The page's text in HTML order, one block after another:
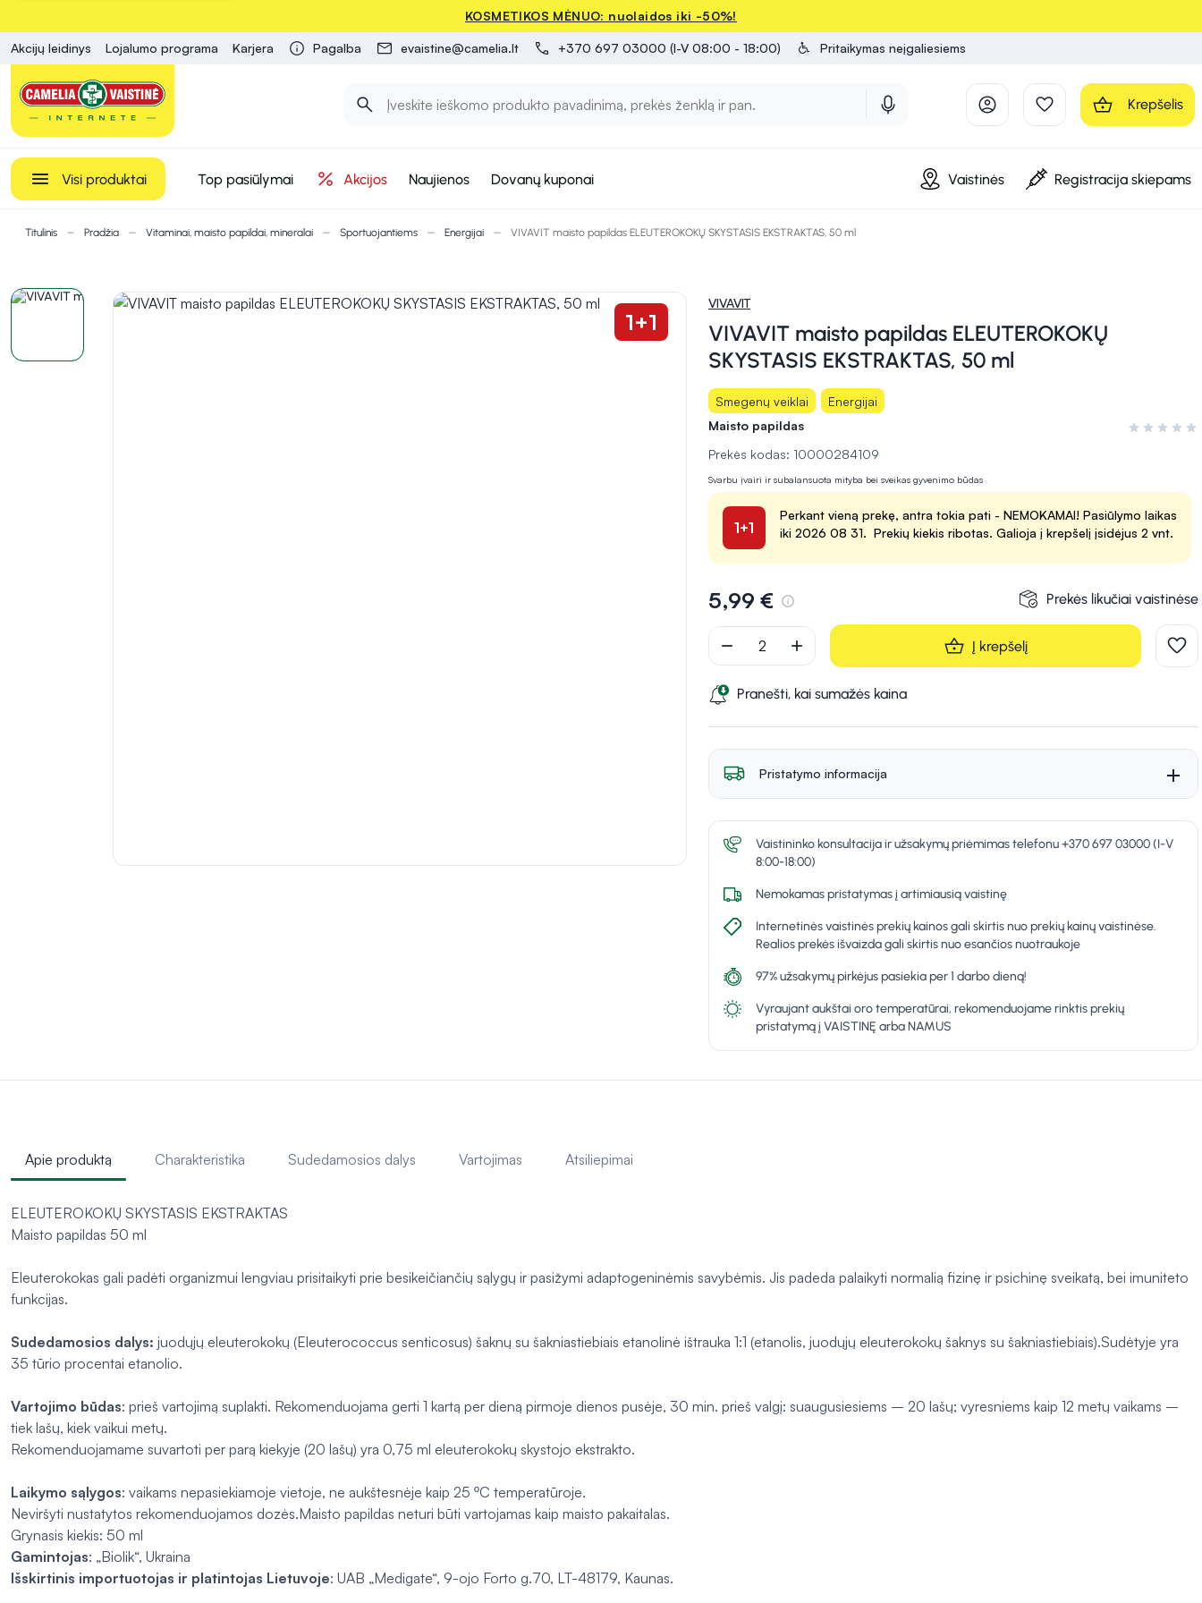
KOSMETIKOS MĖNUO: nuolaidos iki -50%!
Akcijų leidinys Lojalumo programa Karjera Pagalba evaistine@camelia.lt +370 697 03000 (I-V 08:00 - 18:00) Pritaikymas neįgaliesiems
Krepšelis
Visi produktai Top pasiūlymai Akcijos Naujienos Dovanų kuponai Vaistinės Registracija skiepams
Titulinis Pradžia Vitaminai, maisto papildai, mineralai Sportuojantiems Energijai VIVAVIT maisto papildas ELEUTEROKOKŲ SKYSTASIS EKSTRAKTAS, 50 ml
1+1
VIVAVIT
VIVAVIT maisto papildas ELEUTEROKOKŲ
SKYSTASIS EKSTRAKTAS, 50 ml
Smegenų veiklai
Energijai
Maisto papildas
Įvertinimas
Prekės kodas: 10000284109
Svarbu įvairi ir subalansuota mityba bei sveikas gyvenimo būdas
1+1
Perkant vieną prekę, antra tokia pati - NEMOKAMAI! Pasiūlymo laikas
iki 2026 08 31. Prekių kiekis ribotas. Galioja į krepšelį įsidėjus 2 vnt.
5,99 € Prekės likučiai vaistinėse
remove add Į krepšelį
Pranešti, kai sumažės kaina
Pristatymo informacija
Vaistininko konsultacija ir užsakymų priėmimas telefonu +370 697 03000 (I-V
8:00-18:00)
Nemokamas pristatymas į artimiausią vaistinę
Internetinės vaistinės prekių kainos gali skirtis nuo prekių kainų vaistinėse.
Realios prekės išvaizda gali skirtis nuo esančios nuotraukoje
97% užsakymų pirkėjus pasiekia per 1 darbo dieną!
Vyraujant aukštai oro temperatūrai, rekomenduojame rinktis prekių
pristatymą į VAISTINĘ arba NAMUS
Apie produktą Charakteristika Sudedamosios dalys Vartojimas Atsiliepimai
ELEUTEROKOKŲ SKYSTASIS EKSTRAKTAS
Maisto papildas 50 ml
Eleuterokokas gali padėti organizmui lengviau prisitaikyti prie besikeičiančių sąlygų ir pasižymi adaptogeninėmis savybėmis. Jis padeda palaikyti normalią fizinę ir psichinę sveikatą, bei imuniteto
funkcijas.
Sudedamosios dalys: juodųjų eleuterokokų (Eleuterococcus senticosus) šaknų su šakniastiebiais etanolinė ištrauka 1:1 (etanolis, juodųjų eleuterokokų šaknys su šakniastiebiais).Sudėtyje yra
35 tūrio procentai etanolio.
Vartojimo būdas: prieš vartojimą suplakti. Rekomenduojama gerti 1 kartą per dieną pirmoje dienos pusėje, 30 min. prieš valgį: suaugusiesiems – 20 lašų; vyresniems kaip 12 metų vaikams –
tiek lašų, kiek vaikui metų.
Rekomenduojamame suvartoti per parą kiekyje (20 lašų) yra 0,75 ml eleuterokokų skystojo ekstrakto.
Laikymo sąlygos: vaikams nepasiekiamoje vietoje, ne aukštesnėje kaip 25 ºC temperatūroje.
Neviršyti nustatytos rekomenduojamos dozės.Maisto papildas neturi būti vartojamas kaip maisto pakaitalas.
Grynasis kiekis: 50 ml
Gamintojas: „Biolik“, Ukraina
Išskirtinis importuotojas ir platintojas Lietuvoje: UAB „Medigate“, 9-ojo Forto g.70, LT-48179, Kaunas.